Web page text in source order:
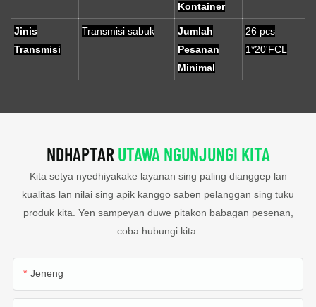
Kontainer
Jinis
Transmisi
Transmisi sabuk
Jumlah
Pesanan
Minimal
26 pcs
1*20'FCL
NDHAPTARUTAWA NGUNJUNGI KITA
Kita setya nyedhiyakake layanan sing paling dianggep lan
kualitas lan nilai sing apik kanggo saben pelanggan sing tuku
produk kita. Yen sampeyan duwe pitakon babagan pesenan,
coba hubungi kita.
Jeneng